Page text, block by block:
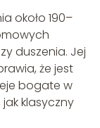
około 190–
duszenia. Jej
że jest
bogate w
klasyczny